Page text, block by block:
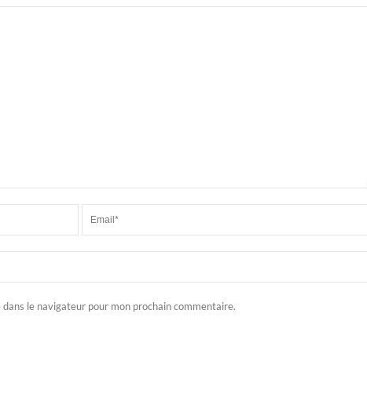
le navigateur pour mon prochain commentaire.